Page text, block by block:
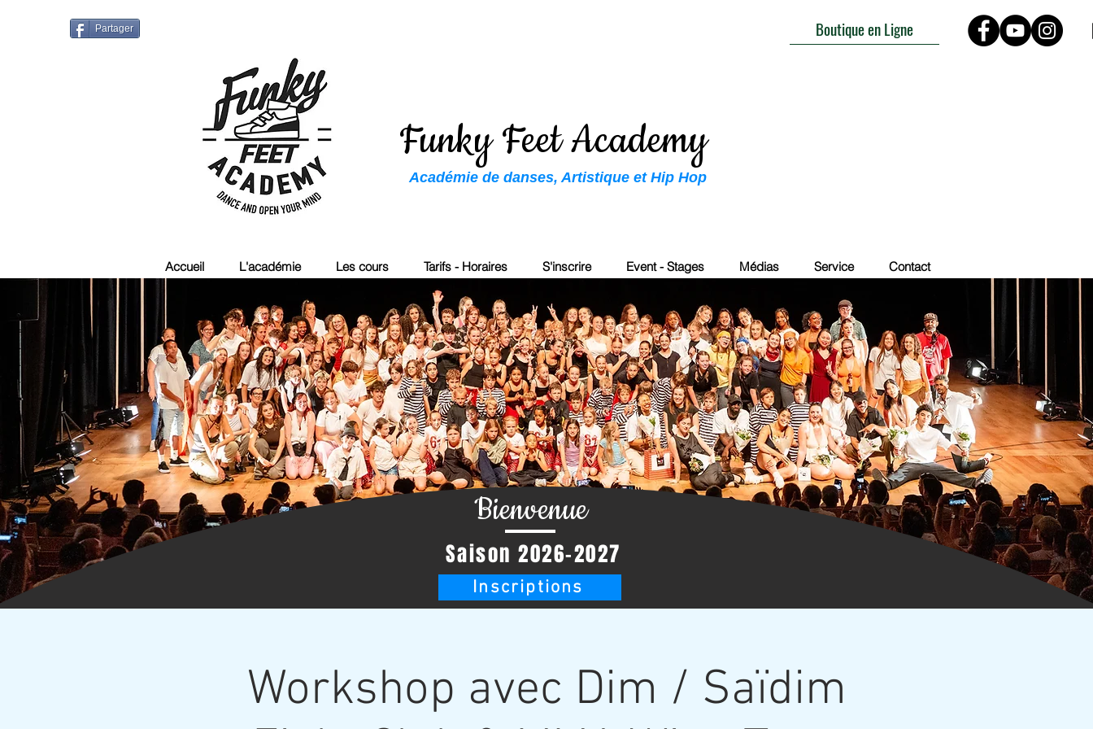
Partager Boutique en Ligne
Accueil L'académie Les cours Tarifs - Horaires S'inscrire Event - Stages Médias Service Contact
Académie de danses, Artistique et Hip Hop
Funky Feet Academy
Bienvenue
Saison 2026-2027
Inscriptions
Workshop avec Dim / Saïdim